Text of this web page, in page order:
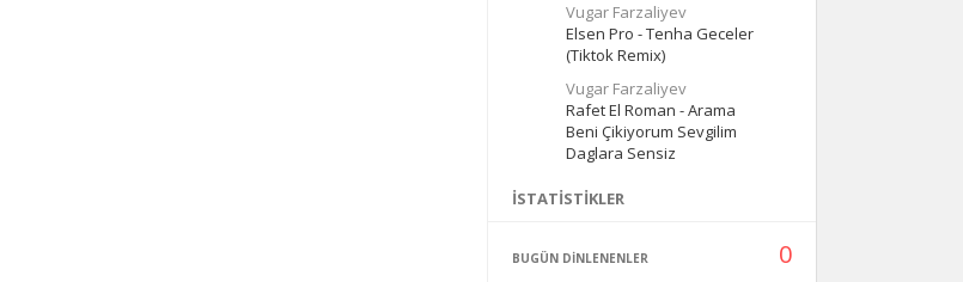
Vugar Farzaliyev
Elsen Pro - Tenha Geceler
(Tiktok Remix)
Vugar Farzaliyev
Rafet El Roman - Arama
Beni Çikiyorum Sevgilim
Daglara Sensiz
İSTATISTIKLER
BUGÜN DINLENENLER 0